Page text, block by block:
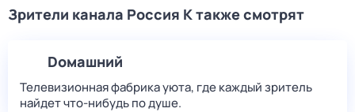
Зрители канала Россия К также смотрят
Dомашний
Телевизионная фабрика уюта, где каждый зритель
найдет что‑нибудь по душе.